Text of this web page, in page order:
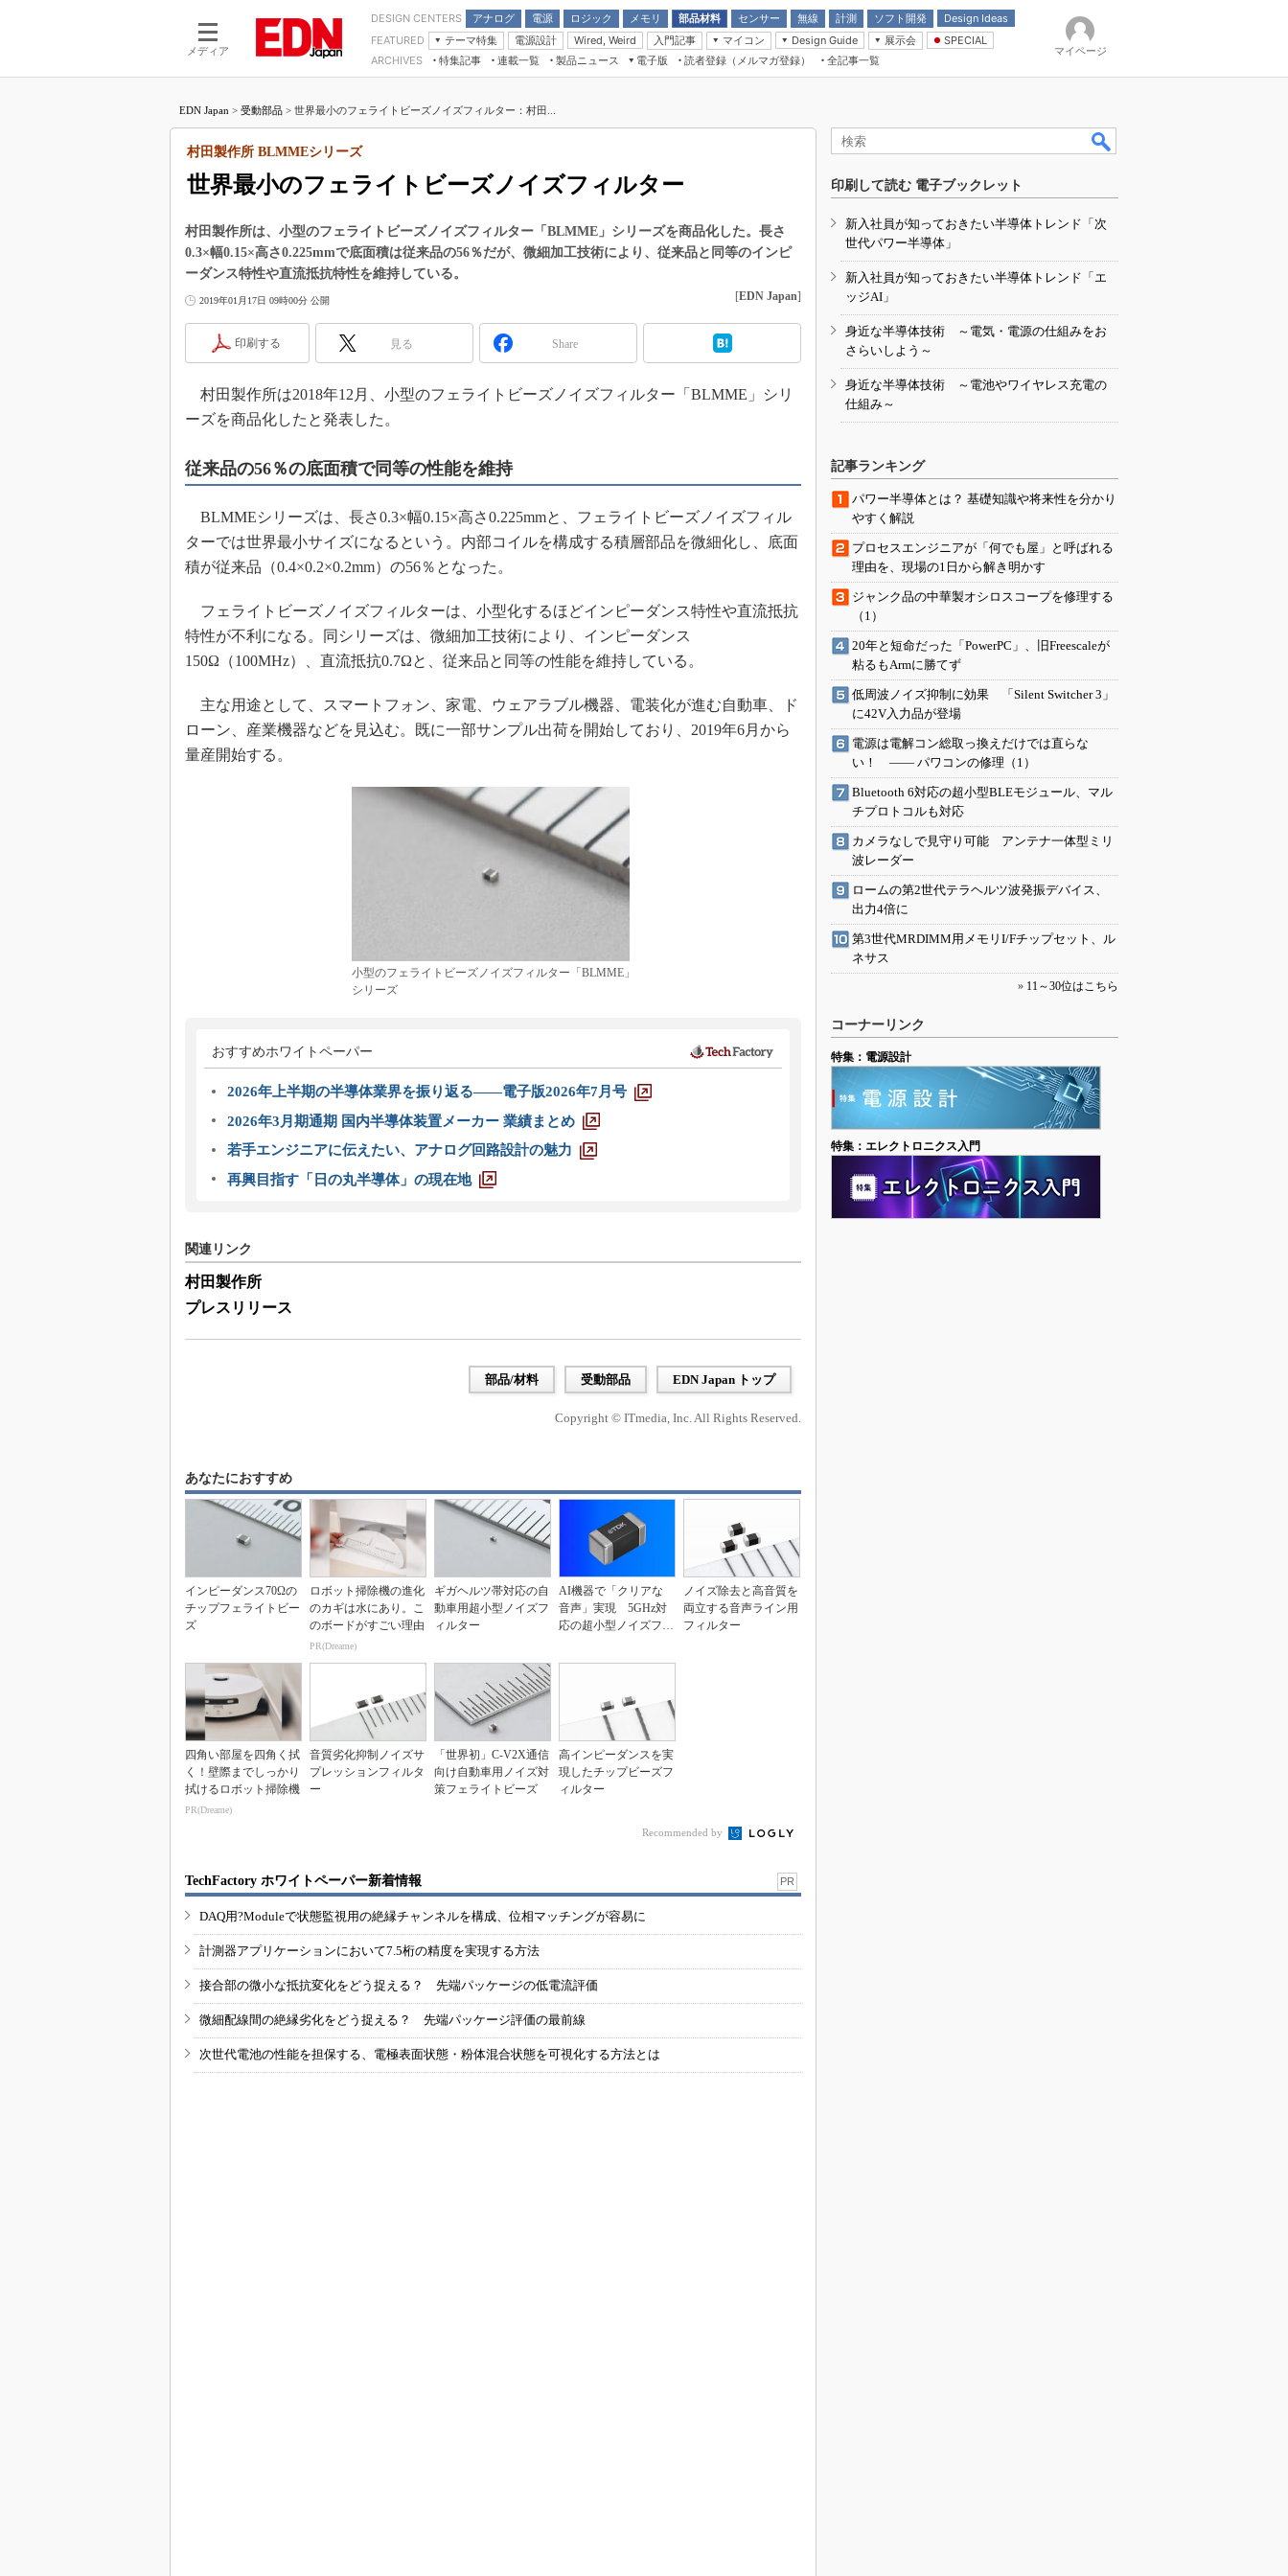
メディア
DESIGN CENTERS アナログ
電源
モーター
ロジック
LSI
メモリ
部品材料
受動部品
センサー 無線 計測 ソフト開発
Design Ideas
アナログ機能回路
計測とテスト
FEATURED
テーマ特集
つながるクルマ
エレクトロニクス入門
医療エレ（EE Times Japan）
製品解剖（EE Times Japan）
電源設計 Wired, Weird
入門記事
モーター入門
マイコン
マイコン講座
Design Guide
計測機器
展示会
CEATEC
組込み/エッジコンピューティング展
SPECIAL
Microchip情報
ARCHIVES 特集記事
連載一覧
マイクロプロセッサ懐古録
中堅技術者に贈る電子部品“徹底”活
用講座
たった2つの式で始めるDC/DCコン
DC-DCコンバーター活用講座
Wired, Weird
高速シリアル伝送技術講座
ズ編
座
「SPICEの仕組みとその活用設計」
最新記事一覧
計測器メーカーから見た5G
う変わる？
IoT時代の無線規格を知る【Thread
編】
編】
製品ニュース
電子版
電子ブックレット
読者登録（メルマガ登録） 全記事一覧
マイページ
EDN Japan > 受動部品 > 世界最小のフェライトビーズノイズフィルター：村田...
世界最小のフェライトビーズノイズフィルター
村田製作所 BLMMEシリーズ
村田製作所は、小型のフェライトビーズノイズフィルター「BLMME」シリーズを商品化した。長さ
0.3×幅0.15×高さ0.225mmで底面積は従来品の56％だが、微細加工技術により、従来品と同等のインピ
ーダンス特性や直流抵抗特性を維持している。
2019年01月17日 09時00分 公開 [EDN Japan]
印刷する 見る Share
村田製作所は2018年12月、小型のフェライトビーズノイズフィルター「BLMME」シリ
ーズを商品化したと発表した。
従来品の56％の底面積で同等の性能を維持
BLMMEシリーズは、長さ0.3×幅0.15×高さ0.225mmと、フェライトビーズノイズフィル
ターでは世界最小サイズになるという。内部コイルを構成する積層部品を微細化し、底面
積が従来品（0.4×0.2×0.2mm）の56％となった。
フェライトビーズノイズフィルターは、小型化するほどインピーダンス特性や直流抵抗
特性が不利になる。同シリーズは、微細加工技術により、インピーダンス
150Ω（100MHz）、直流抵抗0.7Ωと、従来品と同等の性能を維持している。
主な用途として、スマートフォン、家電、ウェアラブル機器、電装化が進む自動車、ド
ローン、産業機器などを見込む。既に一部サンプル出荷を開始しており、2019年6月から
量産開始する。
小型のフェライトビーズノイズフィルター「BLMME」
シリーズ
おすすめホワイトペーパー
2026年上半期の半導体業界を振り返る――電子版2026年7月号
2026年3月期通期 国内半導体装置メーカー 業績まとめ
若手エンジニアに伝えたい、アナログ回路設計の魅力
再興目指す「日の丸半導体」の現在地
関連リンク
村田製作所
プレスリリース
部品/材料 受動部品 EDN Japan トップ
Copyright © ITmedia, Inc. All Rights Reserved.
あなたにおすすめ
インピーダンス70Ωの
チップフェライトビー
ズ
ロボット掃除機の進化
のカギは水にあり。こ
のボードがすごい理由
PR(Dreame)
ギガヘルツ帯対応の自
動車用超小型ノイズフ
ィルター
AI機器で「クリアな
音声」実現 5GHz対
応の超小型ノイズフィ
ノイズ除去と高音質を
両立する音声ライン用
フィルター
四角い部屋を四角く拭
く！壁際までしっかり
拭けるロボット掃除機
PR(Dreame)
音質劣化抑制ノイズサ
プレッションフィルタ
ー
「世界初」C-V2X通信
向け自動車用ノイズ対
策フェライトビーズ
高インピーダンスを実
現したチップビーズフ
ィルター
Recommended by
TechFactory ホワイトペーパー新着情報 PR
DAQ用?Moduleで状態監視用の絶縁チャンネルを構成、位相マッチングが容易に
計測器アプリケーションにおいて7.5桁の精度を実現する方法
接合部の微小な抵抗変化をどう捉える？ 先端パッケージの低電流評価
微細配線間の絶縁劣化をどう捉える？ 先端パッケージ評価の最前線
次世代電池の性能を担保する、電極表面状態・粉体混合状態を可視化する方法とは
印刷して読む 電子ブックレット
新入社員が知っておきたい半導体トレンド「次
世代パワー半導体」
新入社員が知っておきたい半導体トレンド「エ
ッジAI」
身近な半導体技術 ～電気・電源の仕組みをお
さらいしよう～
身近な半導体技術 ～電池やワイヤレス充電の
仕組み～
記事ランキング
パワー半導体とは？ 基礎知識や将来性を分かり
やすく解説
プロセスエンジニアが「何でも屋」と呼ばれる
理由を、現場の1日から解き明かす
ジャンク品の中華製オシロスコープを修理する
（1）
20年と短命だった「PowerPC」、旧Freescaleが
粘るもArmに勝てず
低周波ノイズ抑制に効果 「Silent Switcher 3」
に42V入力品が登場
電源は電解コン総取っ換えだけでは直らな
い！ ―― パワコンの修理（1）
Bluetooth 6対応の超小型BLEモジュール、マル
チプロトコルも対応
カメラなしで見守り可能 アンテナ一体型ミリ
波レーダー
ロームの第2世代テラヘルツ波発振デバイス、
出力4倍に
第3世代MRDIMM用メモリI/Fチップセット、ル
ネサス
» 11～30位はこちら
コーナーリンク
特集：電源設計
特集：エレクトロニクス入門